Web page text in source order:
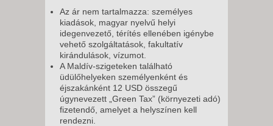
Az ár nem tartalmazza: személyes
kiadások, magyar nyelvű helyi
idegenvezető, térítés ellenében igénybe
vehető szolgáltatások, fakultatív
kirándulások, vízumot.
A Maldív-szigeteken található
üdülőhelyeken személyenként és
éjszakánként 12 USD összegű
úgynevezett „Green Tax” (környezeti adó)
fizetendő, amelyet a helyszínen kell
rendezni.